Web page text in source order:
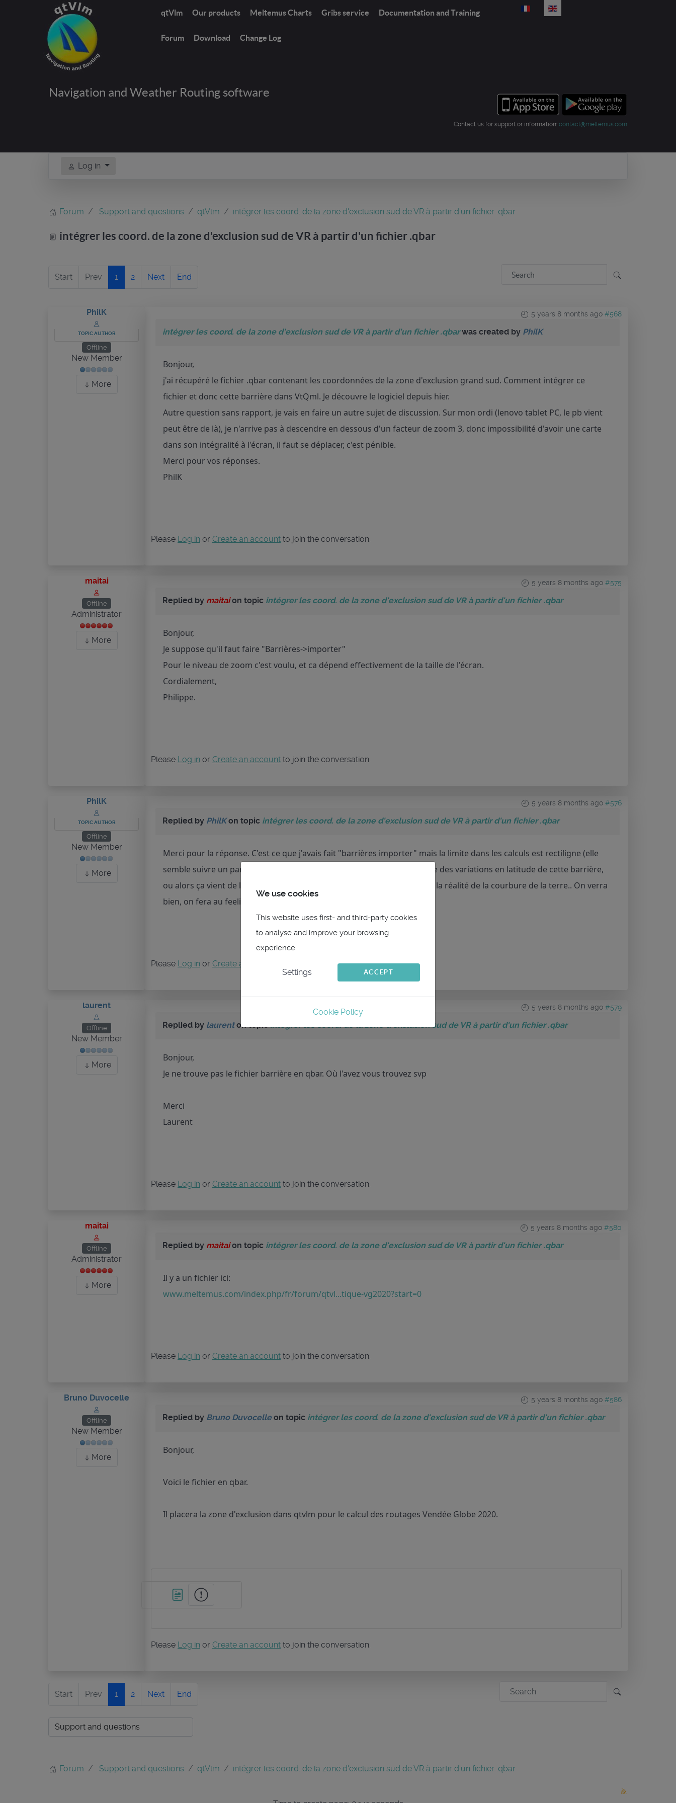
qtVlm Our products Meltemus Charts Gribs service Documentation and Training
Forum Download Change Log
Select your language
Navigation and Weather Routing software
Contact us for support or information: contact@meltemus.com
Log in
Forum Support and questions qtVlm intégrer les coord. de la zone d'exclusion sud de VR à partir d'un fichier .qbar
intégrer les coord. de la zone d'exclusion sud de VR à partir d'un fichier .qbar
Start Prev 1 2 Next End
PhilK
TOPIC AUTHOR
Offline
New Member
More
5 years 8 months ago #568
intégrer les coord. de la zone d'exclusion sud de VR à partir d'un fichier .qbarwas created by PhilK
Bonjour,
j'ai récupéré le fichier .qbar contenant les coordonnées de la zone d'exclusion grand sud. Comment intégrer ce
fichier et donc cette barrière dans VtQml. Je découvre le logiciel depuis hier.
Autre question sans rapport, je vais en faire un autre sujet de discussion. Sur mon ordi (lenovo tablet PC, le pb vient
peut être de là), je n'arrive pas à descendre en dessous d'un facteur de zoom 3, donc impossibilité d'avoir une carte
dans son intégralité à l'écran, il faut se déplacer, c'est pénible.
Merci pour vos réponses.
PhilK
Please Log in or Create an account to join the conversation.
maitai
Offline
Administrator
More
5 years 8 months ago #575
Replied by maitaion topic intégrer les coord. de la zone d'exclusion sud de VR à partir d'un fichier .qbar
Bonjour,
Je suppose qu'il faut faire "Barrières->importer"
Pour le niveau de zoom c'est voulu, et ca dépend effectivement de la taille de l'écran.
Cordialement,
Philippe.
Please Log in or Create an account to join the conversation.
PhilK
TOPIC AUTHOR
Offline
New Member
More
5 years 8 months ago #576
Replied by PhilKon topic intégrer les coord. de la zone d'exclusion sud de VR à partir d'un fichier .qbar
Merci pour la réponse. C'est ce que j'avais fait "barrières importer" mais la limite dans les calculs est rectiligne (elle
semble suivre un parallèle), il ne semble pas y avoir une prise en compte des variations en latitude de cette barrière,
ou alors ça vient de la distorsion entre la projection cartographique est la réalité de la courbure de la terre.. On verra
bien, on fera au feeling ... ce n'est qu'un jeu. Merci enore.
Please Log in or Create an account to join the conversation.
laurent
Offline
New Member
More
5 years 8 months ago #579
Replied by laurenton topicintégrer les coord. de la zone d'exclusion sud de VR à partir d'un fichier .qbar
Bonjour,
Je ne trouve pas le fichier barrière en qbar. Où l'avez vous trouvez svp
Merci
Laurent
Please Log in or Create an account to join the conversation.
maitai
Offline
Administrator
More
5 years 8 months ago #580
Replied by maitaion topic intégrer les coord. de la zone d'exclusion sud de VR à partir d'un fichier .qbar
Il y a un fichier ici:
www.meltemus.com/index.php/fr/forum/qtvl...tique-vg2020?start=0
Please Log in or Create an account to join the conversation.
Bruno Duvocelle
Offline
New Member
More
5 years 8 months ago #586
Replied by Bruno Duvocelleon topic intégrer les coord. de la zone d'exclusion sud de VR à partir d'un fichier .qbar
Bonjour,
Voici le fichier en qbar.
Il placera la zone d'exclusion dans qtvlm pour le calcul des routages Vendée Globe 2020.
Please Log in or Create an account to join the conversation.
Start Prev 1 2 Next End
Forum Support and questions qtVlm intégrer les coord. de la zone d'exclusion sud de VR à partir d'un fichier .qbar
We use cookies
This website uses first- and third-party cookies
to analyse and improve your browsing
experience.
Settings ACCEPT
Cookie Policy